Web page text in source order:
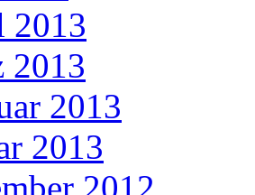
2013
2013
2013
2013